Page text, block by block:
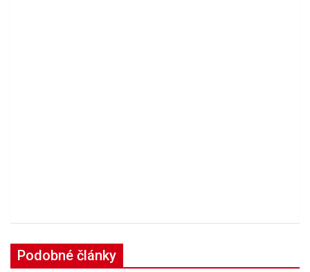
Podobné články